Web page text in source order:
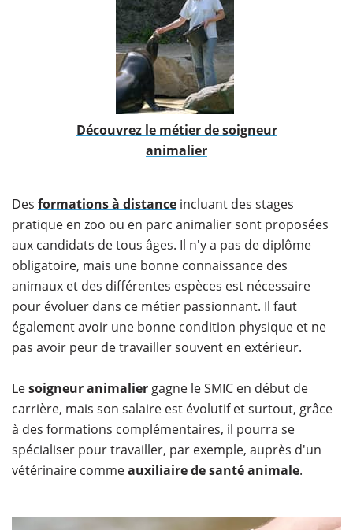
​Découvrez le métier de soigneur
animalier
Des formations à distance incluant des stages
pratique en zoo ou en parc animalier sont proposées
aux candidats de tous âges. Il n'y a pas de diplôme
obligatoire, mais une bonne connaissance des
animaux et des différentes espèces est nécessaire
pour évoluer dans ce métier passionnant. Il faut
également avoir une bonne condition physique et ne
pas avoir peur de travailler souvent en extérieur.
Lesoigneur animalier gagne le SMIC en début de
carrière, mais son salaire est évolutif et surtout, grâce
à des formations complémentaires, il pourra se
spécialiser pour travailler, par exemple, auprès d'un
vétérinaire commeauxiliaire de santé animale.